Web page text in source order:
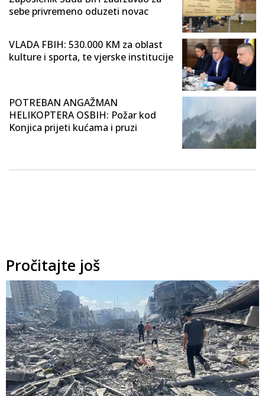
sebe privremeno oduzeti novac
VLADA FBIH: 530.000 KM za oblast
kulture i sporta, te vjerske institucije
POTREBAN ANGAŽMAN
HELIKOPTERA OSBIH: Požar kod
Konjica prijeti kućama i pruzi
Pročitajte još